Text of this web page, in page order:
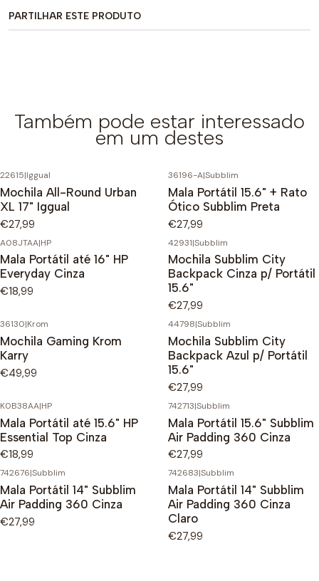
PARTILHAR ESTE PRODUTO
Também pode estar interessado
em um destes
22615|Iggual
Mochila All-Round Urban
XL 17" Iggual
€27,99
36196-A|Subblim
Mala Portátil 15.6" + Rato
Ótico Subblim Preta
€27,99
A08JTAA|HP
Mala Portátil até 16" HP
Everyday Cinza
€18,99
42931|Subblim
Mochila Subblim City
Backpack Cinza p/ Portátil
15.6"
€27,99
36130|Krom
Mochila Gaming Krom
Karry
€49,99
44798|Subblim
Mochila Subblim City
Backpack Azul p/ Portátil
15.6"
€27,99
K0B38AA|HP
Mala Portátil até 15.6" HP
Essential Top Cinza
€18,99
742713|Subblim
Mala Portátil 15.6" Subblim
Air Padding 360 Cinza
€27,99
742676|Subblim
Mala Portátil 14" Subblim
Air Padding 360 Cinza
€27,99
742683|Subblim
Mala Portátil 14" Subblim
Air Padding 360 Cinza
Claro
€27,99